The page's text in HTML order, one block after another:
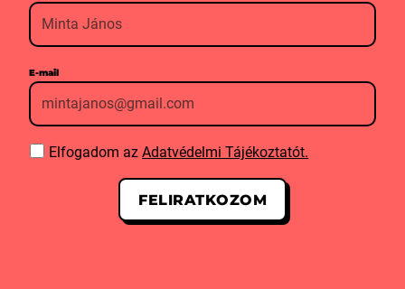
E-mail
Elfogadom azAdatvédelmi Tájékoztatót.